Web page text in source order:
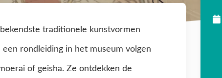
traditionele kunstvormen
rondleiding in het museum volgen
of geisha. Ze ontdekken de